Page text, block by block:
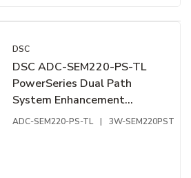
DSC
DSC ADC-SEM220-PS-TL
PowerSeries Dual Path
System Enhancement
Module, LTE Communicator,
ADC-SEM220-PS-TL | 3W-SEM220PST